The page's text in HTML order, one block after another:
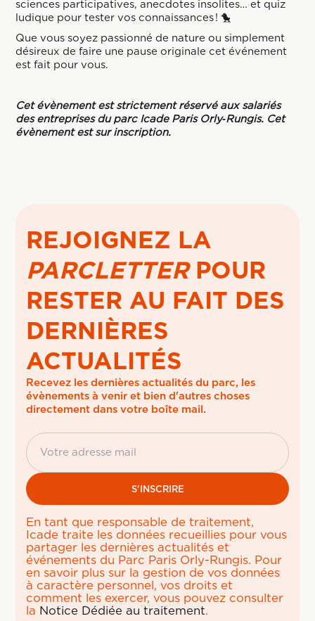
sciences participatives, anecdotes insolites… et quiz
ludique pour tester vos connaissances ! 🐤
Que vous soyez passionné de nature ou simplement
désireux de faire une pause originale cet événement
est fait pour vous.
Cet évènement est strictement réservé aux salariés
des entreprises du parc Icade Paris Orly‑Rungis. Cet
évènement est sur inscription.
REJOIGNEZ LA
PARCLETTERPOUR
RESTER AU FAIT DES
DERNIÈRES
ACTUALITÉS
Recevez les dernières actualités du parc, les
évènements à venir et bien d'autres choses
directement dans votre boîte mail.
En tant que responsable de traitement,
Icade traite les données recueillies pour vous
partager les dernières actualités et
événements du Parc Paris Orly-Rungis. Pour
en savoir plus sur la gestion de vos données
à caractère personnel, vos droits et
comment les exercer, vous pouvez consulter
la Notice Dédiée au traitement.